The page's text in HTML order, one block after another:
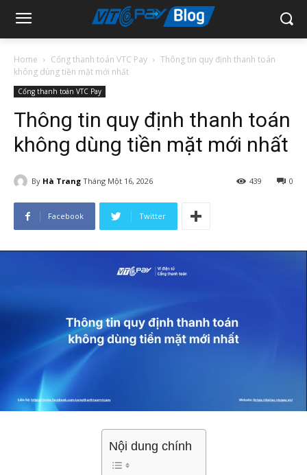
Home Cổng thanh toán VTC Pay
Thông tin quy định thanh toán
không dùng tiền mặt mới nhất
Cổng thanh toán VTC Pay
Thông tin quy định thanh toán
không dùng tiền mặt mới nhất
By Hà Trang Tháng Một 16, 2026 0
439
Facebook Twitter
Nội dung chính